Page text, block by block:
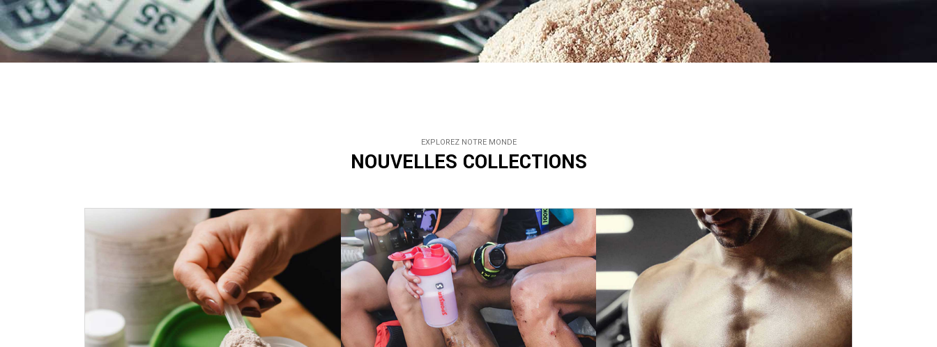
EXPLOREZ NOTRE MONDE
NOUVELLES COLLECTIONS